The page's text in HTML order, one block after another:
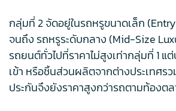
กลุ่มที่ 2 จัดอยู่ในรถหรูขนาดเล็ก
จนถึง รถหรูระดับกลาง (Mid-Size
รถยนต์ทั่วไปที่ราคาไม่สูงเท่ากลุ่มที่ 1 แ
เข้า หรือชิ้นส่วนผลิตจากต่างประเทศร
ประกันจึงยังราคาสูงกว่ารถตามท้องต